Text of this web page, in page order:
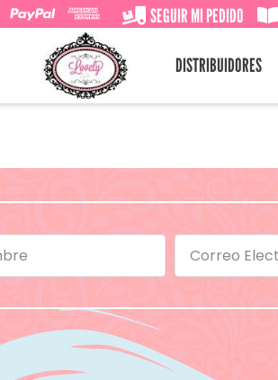
SEGUIR MI PEDIDO
DISTRIBUIDORES